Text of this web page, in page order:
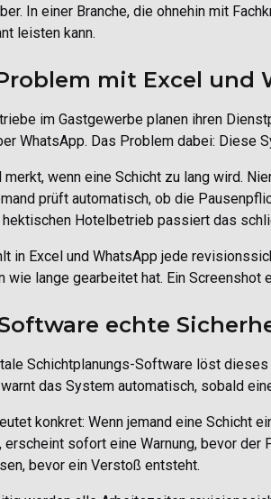
In einer Branche, die ohnehin mit
leisten kann.
mit Excel und
im Gastgewerbe planen ihren
WhatsApp. Das Problem dabei: Diese
merkt, wenn eine Schicht zu lang wird.
prüft automatisch, ob die
hektischen Hotelbetrieb passiert das
in Excel und WhatsApp jede
wie lange gearbeitet hat. Ein
echte
Schichtplanungs-Software löst
das System automatisch, sobald
konkret: Wenn jemand eine Schicht
sofort eine Warnung, bevor der
bevor ein Verstoß entsteht.